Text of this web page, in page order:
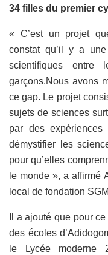
34 filles du premier
« C’est un projet
constat qu’il y a
scientifiques
garçons.Nous avons
ce gap. Le projet
sujets de sciences
par des expériences
démystifier les
pour qu’elles
le monde », a affirmé
local de fondation
Il a ajouté que pour
des écoles
le Lycée moderne